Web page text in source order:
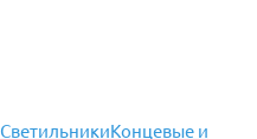
СветильникиКонцевые и